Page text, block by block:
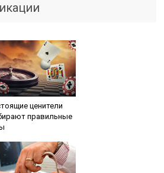
ценители
правильные